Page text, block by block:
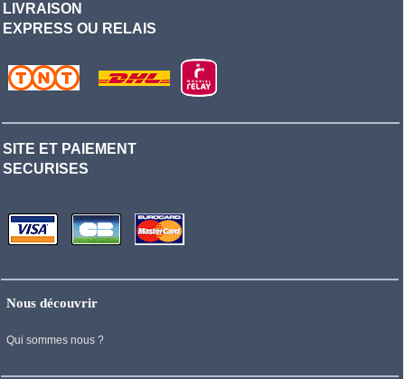
LIVRAISON
EXPRESS OU RELAIS
SITE ET PAIEMENT
SECURISES
Nous découvrir
Qui sommes nous ?